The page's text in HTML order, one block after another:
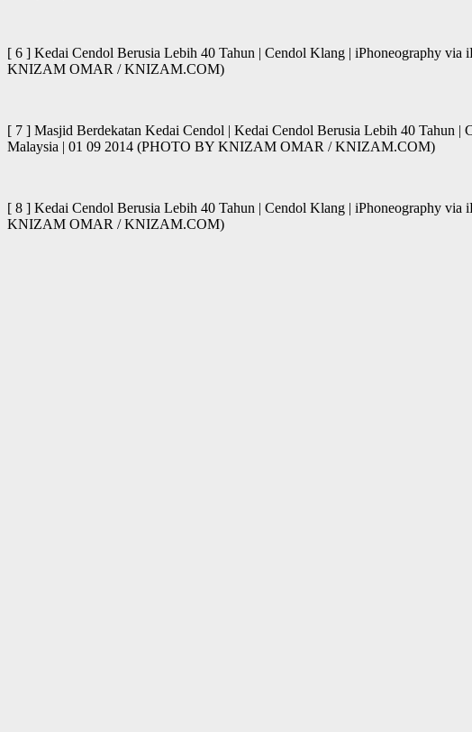
[ 6 ] Kedai Cendol Berusia Lebih 40 Tahun | Cendol Klang | iPhoneography
KNIZAM OMAR / KNIZAM.COM)
[ 7 ] Masjid Berdekatan Kedai Cendol | Kedai Cendol Berusia Lebih 40 Tahun |
Malaysia | 01 09 2014 (PHOTO BY KNIZAM OMAR / KNIZAM.COM)
[ 8 ] Kedai Cendol Berusia Lebih 40 Tahun | Cendol Klang | iPhoneography
KNIZAM OMAR / KNIZAM.COM)